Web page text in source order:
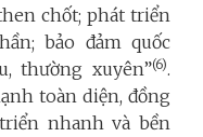
chốt; phát triển
bảo đảm quốc
thường xuyên”(6).
toàn diện, đồng
nhanh và bền